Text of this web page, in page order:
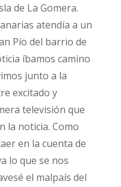
de La Gomera.
atendía a un
Pío del barrio de
íbamos camino
junto a la
excitado y
televisión que
la noticia. Como
en la cuenta de
lo que se nos
el malpaís del